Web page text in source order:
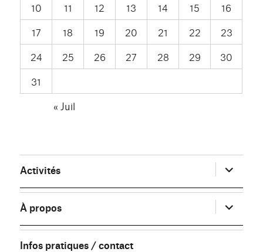
10
11 12 13 14 15
16
17
18 19 20 21 22
23
24
25 26 27 28 29
30
31
« Juil
Activités ouvrir
le
sous-
menu
À propos
ouvrir
le
sous-
menu
Infos pratiques / contact